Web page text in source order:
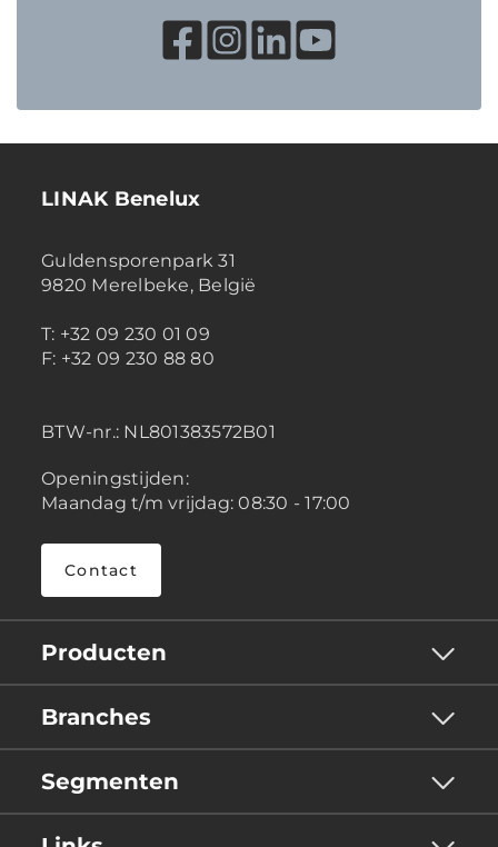
LINAK Benelux
Guldensporenpark 31
9820 Merelbeke, België
T: +32 09 230 01 09
F: +32 09 230 88 80
BTW-nr.: NL801383572B01
Openingstijden:
Maandag t/m vrijdag: 08:30 - 17:00
Contact
Producten
Branches
Segmenten